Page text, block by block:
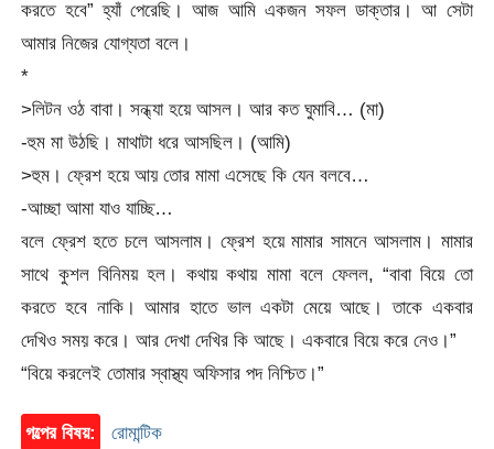
করতে হবে” হ্যাঁ পেরেছি। আজ আমি একজন সফল ডাক্তার। আ সেটা
আমার নিজের যোগ্যতা বলে।
*
>লিটন ওঠ বাবা। সন্ধ্যা হয়ে আসল। আর কত ঘুমাবি… (মা)
-হুম মা উঠছি। মাথাটা ধরে আসছিল। (আমি)
>হুম। ফ্রেশ হয়ে আয় তোর মামা এসেছে কি যেন বলবে…
-আচ্ছা আমা যাও যাচ্ছি…
বলে ফ্রেশ হতে চলে আসলাম। ফ্রেশ হয়ে মামার সামনে আসলাম। মামার
সাথে কুশল বিনিময় হল। কথায় কথায় মামা বলে ফেলল, “বাবা বিয়ে তো
করতে হবে নাকি। আমার হাতে ভাল একটা মেয়ে আছে। তাকে একবার
দেখিও সময় করে। আর দেখা দেখির কি আছে। একবারে বিয়ে করে নেও।”
“বিয়ে করলেই তোমার স্বাস্থ্য অফিসার পদ নিশ্চিত।”
গল্পের বিষয়: রোমান্টিক